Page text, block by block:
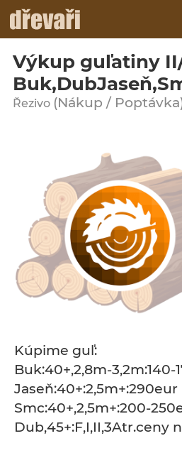
Výkup guľatiny
Řezivo (Nákup /
Kúpime guľ:
Buk:40+,2,8m-3,2m:140-
Jaseň:40+:2,5m+:290eur
Smc:40+,2,5m+:200-
Dub,45+:F,I,II,3Atr.ceny